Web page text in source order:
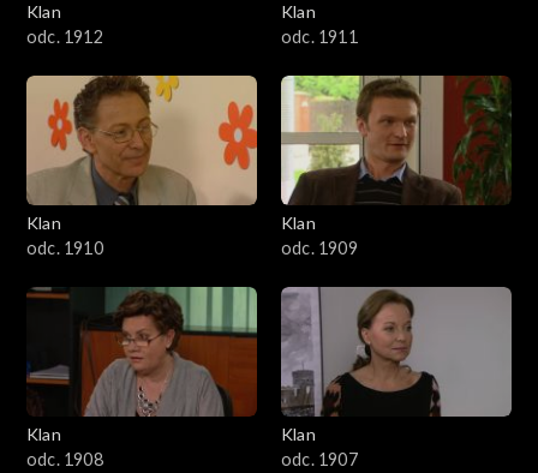
Klan
odc. 1912
Klan
odc. 1911
Klan
odc. 1910
Klan
odc. 1909
Klan
odc. 1908
Klan
odc. 1907